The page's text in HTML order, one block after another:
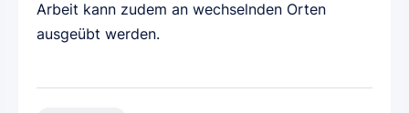
Arbeit kann zudem an wechselnden Orten
ausgeübt werden.